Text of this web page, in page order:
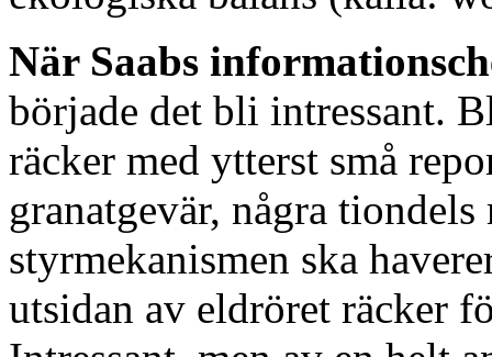
När Saabs
började det bli intressant.
räcker med ytterst små
granatgevär, några
styrmekanismen ska
utsidan av eldröret räcker